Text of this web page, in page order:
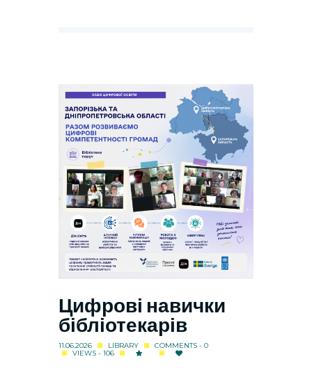
Цифрові навички
бібліотекарів
11.06.2026 LIBRARY
COMMENTS - 0
VIEWS - 106